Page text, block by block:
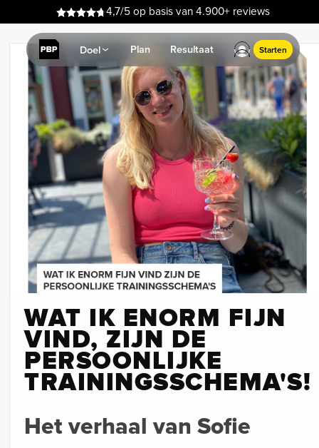
4,7/5 op basis van 4.900+ reviews
Doel Plan Resultaat Starten
WAT IK ENORM FIJN
VIND, ZIJN DE
PERSOONLIJKE
TRAININGSSCHEMA'S!
Het verhaal van Sofie